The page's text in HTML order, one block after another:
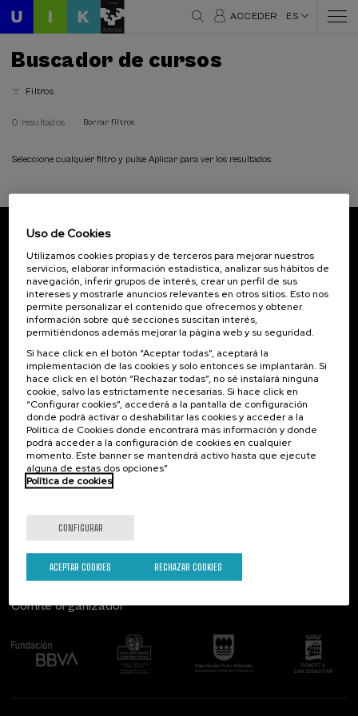
ACCEDER ES
Buscador de cursos
Filtros
0 resultados Borrar filtros
Seleccione cualquier filtro y pulse Aplicar para ver los resultados
Inscríbete para ser el primero/a en recibir las
novedades de UIK.
Suscribirse
Contacto
Palacio Miramar
Paseo de Miraconcha, 48
20007 Donostia / San Sebastián
Gipuzkoa, Spain
Contacta con nosotros
De interés...
Actividades anteriores
Comité organizador
Uso de Cookies
Utilizamos cookies propias y de terceros para mejorar nuestros
servicios, elaborar información estadística, analizar sus hábitos de
navegación, inferir grupos de interés, crear un perfil de sus
intereses y mostrarle anuncios relevantes en otros sitios. Esto nos
permite personalizar el contenido que ofrecemos y obtener
información sobre qué secciones suscitan interés,
permitiéndonos además mejorar la página web y su seguridad.
Si hace click en el botón “Aceptar todas”, aceptará la
implementación de las cookies y solo entonces se implantarán. Si
hace click en el botón “Rechazar todas”, no sé instalará ninguna
cookie, salvo las estrictamente necesarias. Si hace click en
“Configurar cookies”, accederá a la pantalla de configuración
donde podrá activar o deshabilitar las cookies y acceder a la
Política de Cookies donde encontrará más información y donde
podrá acceder a la configuración de cookies en cualquier
momento. Este banner se mantendrá activo hasta que ejecute
alguna de estas dos opciones”
Política de cookies
CONFIGURAR
RECHAZAR COOKIES
ACEPTAR COOKIES